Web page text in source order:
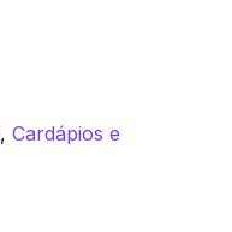
,Cardápios e